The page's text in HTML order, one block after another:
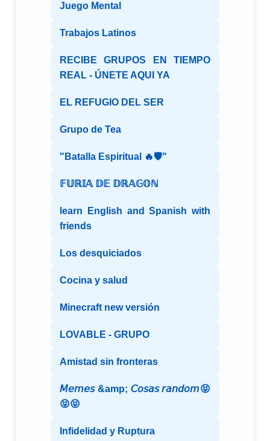
Juego Mental
Trabajos Latinos
RECIBE GRUPOS EN TIEMPO
REAL - ÚNETE AQUI YA
EL REFUGIO DEL SER
Grupo de Tea
"Batalla Espiritual 🔥🛡️"
𝔽𝕌ℝ𝕀𝔸 𝔻𝔼 𝔻ℝ𝔸𝔾𝕆ℕ
learn English and Spanish with
friends
Los desquiciados
Cocina y salud
Minecraft new versión
LOVABLE - GRUPO
Amistad sin fronteras
𝘔𝘦𝘮𝘦𝘴 &amp; 𝘊𝘰𝘴𝘢𝘴 𝘳𝘢𝘯𝘥𝘰𝘮😝
😝😝
Infidelidad y Ruptura